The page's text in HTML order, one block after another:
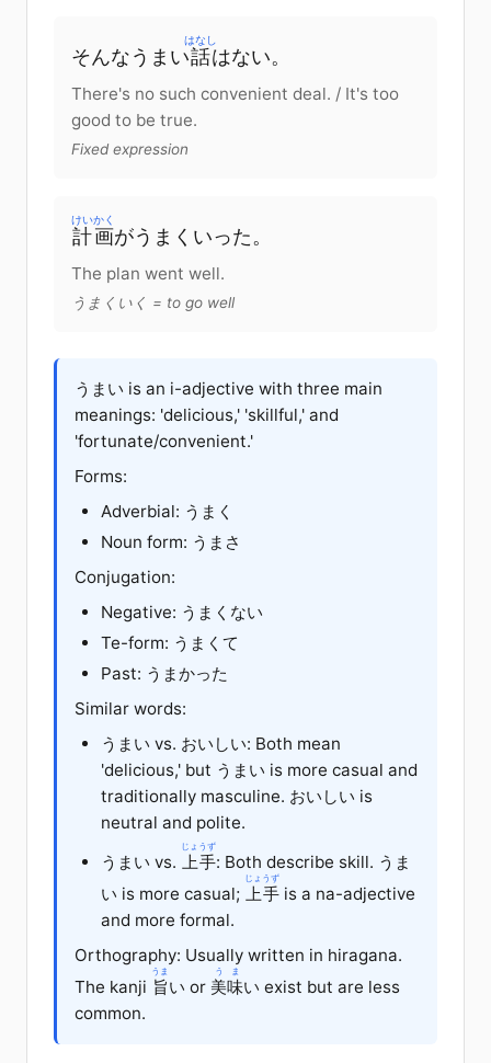
そんなうまい話
はなし
はない。
There's no such convenient deal. / It's too
good to be true.
Fixed expression
計画
けいかく
がうまく いった 。
The plan went well.
うまくいく = to go well
うまい is an i-adjective with three main
meanings: 'delicious,' 'skillful,' and
'fortunate/convenient.'
Forms:
Adverbial: うまく
Noun form: うまさ
Conjugation:
Negative: うまくない
Te-form: うまくて
Past: うまかった
Similar words:
うまい vs. おいしい: Both mean
'delicious,' but うまい is more casual and
traditionally masculine. おいしい is
neutral and polite.
うまい vs.
上手
じょうず
: Both describe skill. うま
い is more casual;
上手
じょうず
is a na-adjective
and more formal.
Orthography: Usually written in hiragana.
The kanji 旨
うま
い or 美味
うま
い exist but are less
common.